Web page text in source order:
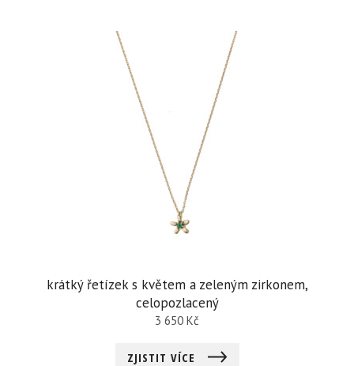
krátký řetízek s květem a zeleným zirkonem,
celopozlacený
3 650 Kč
ZJISTIT VÍCE